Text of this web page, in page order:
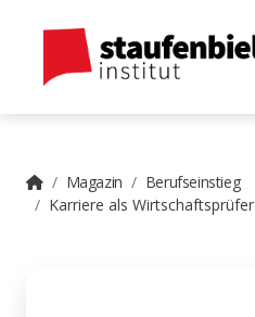
Magazin
Berufseinstieg
Karriere als Wirtschaftsprüfer